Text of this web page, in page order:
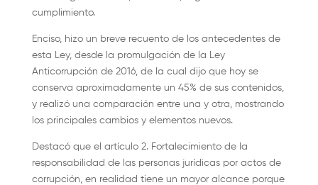
cumplimiento.
Enciso, hizo un breve recuento de los antecedentes de
esta Ley, desde la promulgación de la Ley
Anticorrupción de 2016, de la cual dijo que hoy se
conserva aproximadamente un 45% de sus contenidos,
y realizó una comparación entre una y otra, mostrando
los principales cambios y elementos nuevos.
Destacó que el artículo 2. Fortalecimiento de la
responsabilidad de las personas jurídicas por actos de
corrupción, en realidad tiene un mayor alcance porque